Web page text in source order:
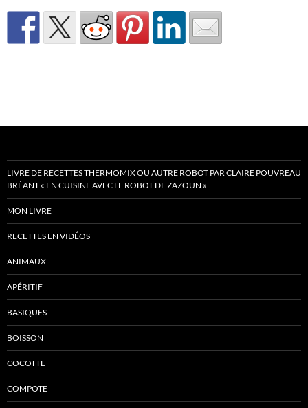
LIVRE DE RECETTES THERMOMIX OU AUTRE ROBOT PAR CLAIRE POUVREAU
BRÉANT « EN CUISINE AVEC LE ROBOT DE ZAZOUN »
MON LIVRE
RECETTES EN VIDÉOS
ANIMAUX
APÉRITIF
BASIQUES
BOISSON
COCOTTE
COMPOTE